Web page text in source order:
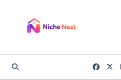
content